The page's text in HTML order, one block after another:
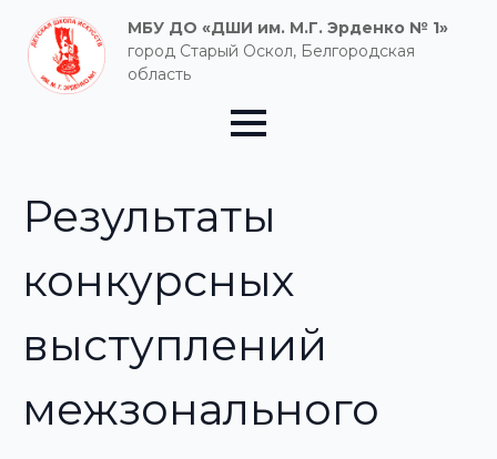
МБУ ДО «ДШИ им. М.Г. Эрденко № 1»
город Старый Оскол, Белгородская
область
Результаты
конкурсных
выступлений
межзонального